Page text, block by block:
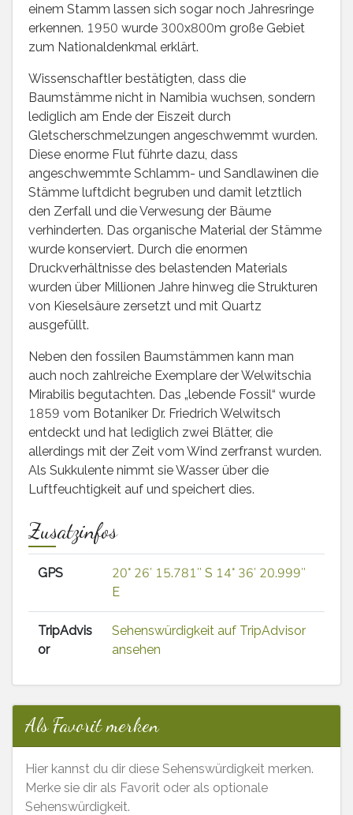
einem Stamm lassen sich sogar noch Jahresringe
erkennen. 1950 wurde 300x800m große Gebiet
zum Nationaldenkmal erklärt.
Wissenschaftler bestätigten, dass die
Baumstämme nicht in Namibia wuchsen, sondern
lediglich am Ende der Eiszeit durch
Gletscherschmelzungen angeschwemmt wurden.
Diese enorme Flut führte dazu, dass
angeschwemmte Schlamm- und Sandlawinen die
Stämme luftdicht begruben und damit letztlich
den Zerfall und die Verwesung der Bäume
verhinderten. Das organische Material der Stämme
wurde konserviert. Durch die enormen
Druckverhältnisse des belastenden Materials
wurden über Millionen Jahre hinweg die Strukturen
von Kieselsäure zersetzt und mit Quartz
ausgefüllt.
Neben den fossilen Baumstämmen kann man
auch noch zahlreiche Exemplare der Welwitschia
Mirabilis begutachten. Das „lebende Fossil“ wurde
1859 vom Botaniker Dr. Friedrich Welwitsch
entdeckt und hat lediglich zwei Blätter, die
allerdings mit der Zeit vom Wind zerfranst wurden.
Als Sukkulente nimmt sie Wasser über die
Luftfeuchtigkeit auf und speichert dies.
Zusatzinfos
GPS
20° 26′ 15.781″ S 14° 36′ 20.999″
E
TripAdvis
or
Sehenswürdigkeit auf TripAdvisor
ansehen
Als Favorit merken
Hier kannst du dir diese Sehenswürdigkeit merken.
Merke sie dir als Favorit oder als optionale
Sehenswürdigkeit.